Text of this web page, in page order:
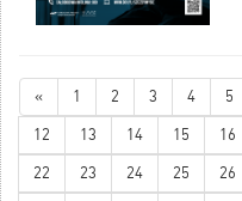
« 1 2 3 4 5
12 13 14 15 16
22 23 24 25 26